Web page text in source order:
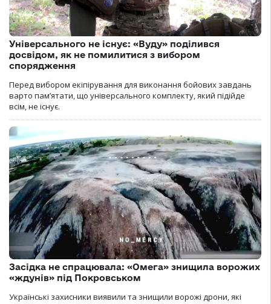
Універсального не існує: «Вуду» поділився
досвідом, як не помилитися з вибором
спорядження
Перед вибором екіпірування для виконання бойових завдань
варто пам’ятати, що універсального комплекту, який підійде
всім, не існує.
Засідка не спрацювала: «Омега» знищила ворожих
«ждунів» під Покровськом
Українські захисники виявили та знищили ворожі дрони, які